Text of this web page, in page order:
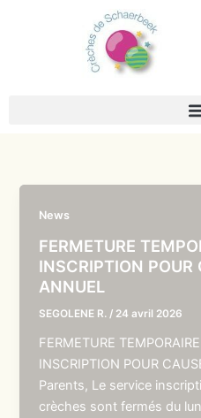
News
FERMETURE
INSCRIPTION POUR
ANNUEL
SEGOLENE R. / 24 avril 2026
FERMETURE
INSCRIPTION POUR
Parents, Le service
crèches sont fermés du